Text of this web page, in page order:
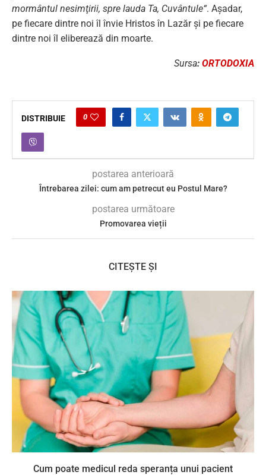
mormântul nesimţirii, spre lauda Ta, Cuvântule“. Aşadar,
pe fiecare dintre noi îl învie Hristos în Lazăr şi pe fiecare
dintre noi îl eliberează din moarte.
Sursa: ORTODOXIA
DISTRIBUIE 0
postarea anterioară
Întrebarea zilei: cum am petrecut eu Postul Mare?
postarea următoare
Promovarea vieții
CITEȘTE ȘI
Cum poate medicul reda speranța unui pacient